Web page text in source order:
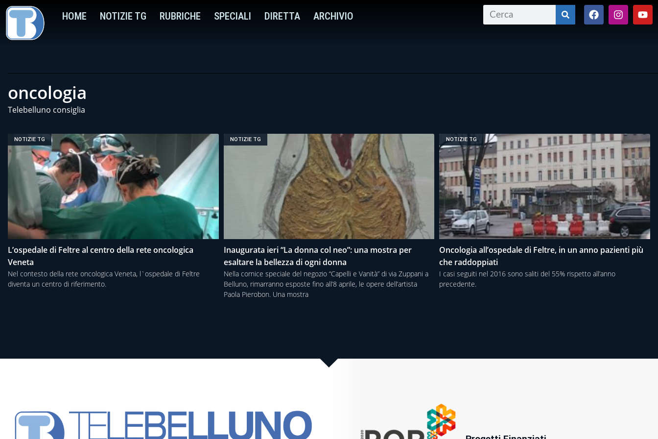
HOME NOTIZIE TG RUBRICHE SPECIALI DIRETTA ARCHIVIO
oncologia
Telebelluno consiglia
NOTIZIE TG
L’ospedale di Feltre al centro della rete oncologica
Veneta
Nel contesto della rete oncologica Veneta, l`ospedale di Feltre
diventa un centro di riferimento.
NOTIZIE TG
Inaugurata ieri “La donna col neo”: una mostra per
esaltare la bellezza di ogni donna
Nella cornice speciale del negozio “Capelli e Vanità” di via Zuppani a
Belluno, rimarranno esposte fino all’8 aprile, le opere dell’artista
Paola Pierobon. Una mostra
NOTIZIE TG
Oncologia all’ospedale di Feltre, in un anno pazienti più
che raddoppiati
I casi seguiti nel 2016 sono saliti del 55% rispetto all’anno
precedente.